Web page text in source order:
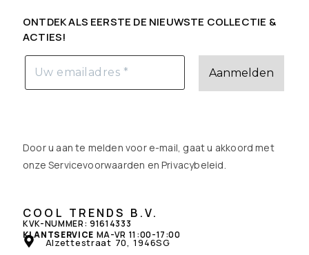
ONTDEK ALS EERSTE DE NIEUWSTE COLLECTIE &
ACTIES!
Door u aan te melden voor e-mail, gaat u akkoord met
onze Servicevoorwaarden enPrivacybeleid.
COOL TRENDS B.V.
KVK-NUMMER: 91614333
KLANTSERVICE MA-VR 11:00-17:00
Alzettestraat 70, 1946SG